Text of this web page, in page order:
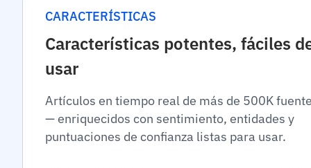
CARACTERÍSTICAS
Características potentes, fáciles
usar
Artículos en tiempo real de más de 500K
— enriquecidos con sentimiento, entidades y
puntuaciones de confianza listas para usar.